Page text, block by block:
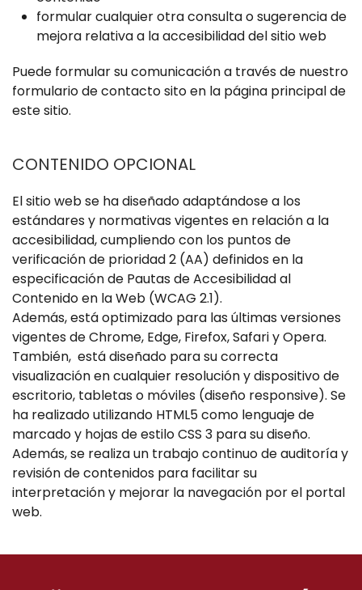
formular cualquier otra consulta o sugerencia de
mejora relativa a la accesibilidad del sitio web
Puede formular su comunicación a través de nuestro
formulario de contacto sito en la página principal de
este sitio.
CONTENIDO OPCIONAL
El sitio web se ha diseñado adaptándose a los
estándares y normativas vigentes en relación a la
accesibilidad, cumpliendo con los puntos de
verificación de prioridad 2 (AA) definidos en la
especificación de Pautas de Accesibilidad al
Contenido en la Web (WCAG 2.1).
Además, está optimizado para las últimas versiones
vigentes de Chrome, Edge, Firefox, Safari y Opera.
También, está diseñado para su correcta
visualización en cualquier resolución y dispositivo de
escritorio, tabletas o móviles (diseño responsive). Se
ha realizado utilizando HTML5 como lenguaje de
marcado y hojas de estilo CSS 3 para su diseño.
Además, se realiza un trabajo continuo de auditoría y
revisión de contenidos para facilitar su
interpretación y mejorar la navegación por el portal
web.